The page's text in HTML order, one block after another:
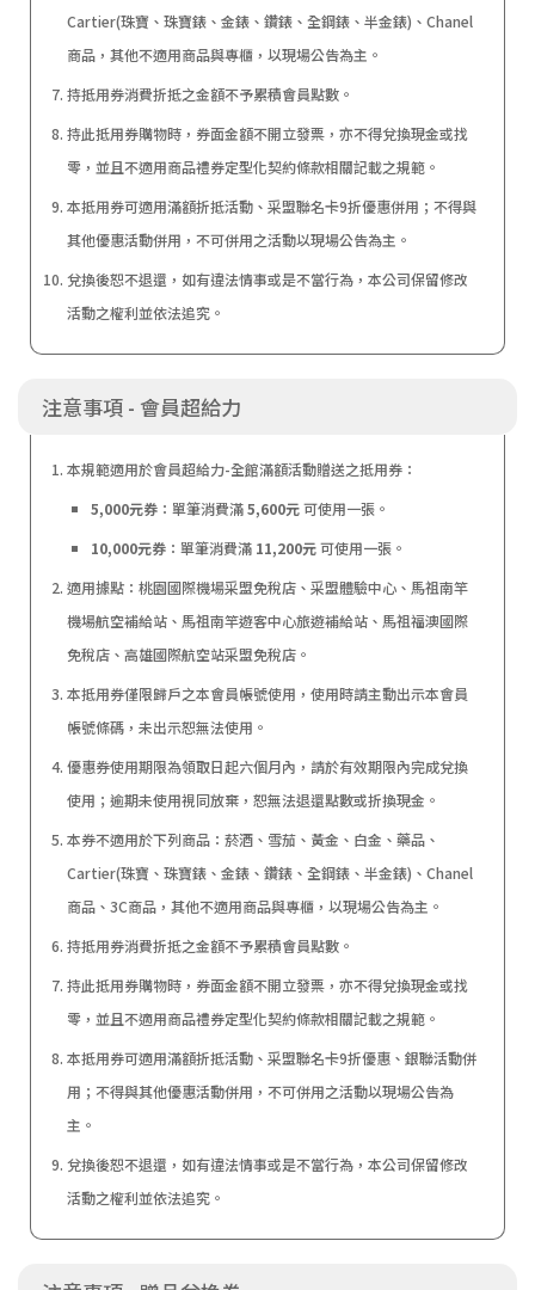
Cartier(珠寶、珠寶錶、金錶、鑽錶、全鋼錶、半金錶)、Chanel
商品，其他不適用商品與專櫃，以現場公告為主。
持抵用券消費折抵之金額不予累積會員點數。
持此抵用券購物時，券面金額不開立發票，亦不得兌換現金或找
零，並且不適用商品禮券定型化契約條款相關記載之規範。
本抵用券可適用滿額折抵活動、采盟聯名卡9折優惠併用；不得與
其他優惠活動併用，不可併用之活動以現場公告為主。
兌換後恕不退還，如有違法情事或是不當行為，本公司保留修改
活動之權利並依法追究。
注意事項 - 會員超給力
本規範適用於會員超給力-全館滿額活動贈送之抵用券：
5,000元券 ：單筆消費滿5,600元可使用一張。
10,000元券 ：單筆消費滿 11,200元可使用一張。
適用據點：桃園國際機場采盟免稅店、采盟體驗中心、馬祖南竿
機場航空補給站、馬祖南竿遊客中心旅遊補給站、馬祖福澳國際
免稅店、高雄國際航空站采盟免稅店。
本抵用券僅限歸戶之本會員帳號使用，使用時請主動出示本會員
帳號條碼，未出示恕無法使用。
優惠券使用期限為領取日起六個月內，請於有效期限內完成兌換
使用；逾期未使用視同放棄，恕無法退還點數或折換現金。
本券不適用於下列商品：菸酒、雪茄、黃金、白金、藥品、
Cartier(珠寶、珠寶錶、金錶、鑽錶、全鋼錶、半金錶)、Chanel
商品、3C商品，其他不適用商品與專櫃，以現場公告為主。
持抵用券消費折抵之金額不予累積會員點數。
持此抵用券購物時，券面金額不開立發票，亦不得兌換現金或找
零，並且不適用商品禮券定型化契約條款相關記載之規範。
本抵用券可適用滿額折抵活動、采盟聯名卡9折優惠、銀聯活動併
用；不得與其他優惠活動併用，不可併用之活動以現場公告為
主。
兌換後恕不退還，如有違法情事或是不當行為，本公司保留修改
活動之權利並依法追究。